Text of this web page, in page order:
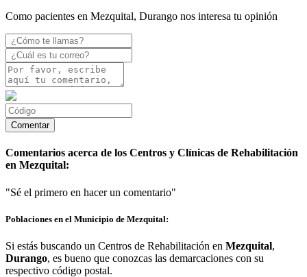
Como pacientes en Mezquital, Durango nos interesa tu opinión
Comentarios acerca de los Centros y Clínicas de Rehabilitación
en Mezquital:
"Sé el primero en hacer un comentario"
Poblaciones en el Municipio de Mezquital:
Si estás buscando un Centros de Rehabilitación en Mezquital,
Durango, es bueno que conozcas las demarcaciones con su
respectivo código postal.